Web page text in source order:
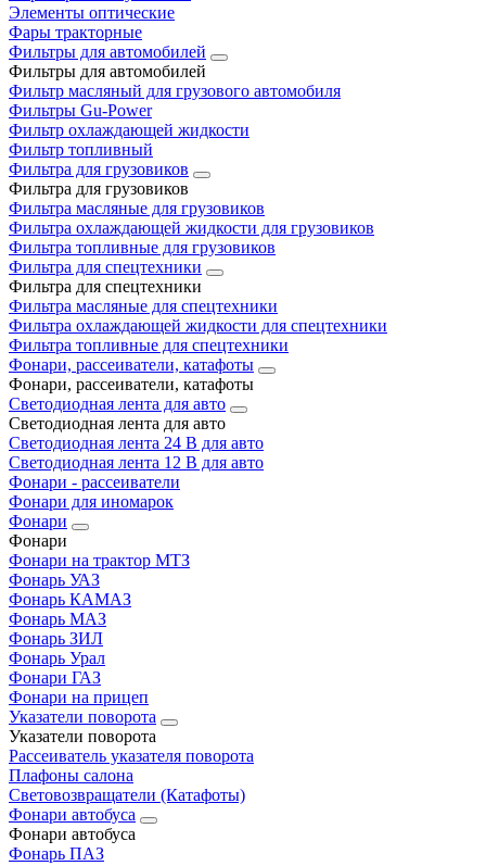
Элементы оптические
Фары тракторные
Фильтры для автомобилей
Фильтры для автомобилей
Фильтр масляный для грузового автомобиля
Фильтры Gu-Power
Фильтр охлаждающей жидкости
Фильтр топливный
Фильтра для грузовиков
Фильтра для грузовиков
Фильтра масляные для грузовиков
Фильтра охлаждающей жидкости для грузовиков
Фильтра топливные для грузовиков
Фильтра для спецтехники
Фильтра для спецтехники
Фильтра масляные для спецтехники
Фильтра охлаждающей жидкости для спецтехники
Фильтра топливные для спецтехники
Фонари, рассеиватели, катафоты
Фонари, рассеиватели, катафоты
Светодиодная лента для авто
Светодиодная лента для авто
Светодиодная лента 24 В для авто
Светодиодная лента 12 В для авто
Фонари - рассеиватели
Фонари для иномарок
Фонари
Фонари
Фонари на трактор МТЗ
Фонарь УАЗ
Фонарь КАМАЗ
Фонарь МАЗ
Фонарь ЗИЛ
Фонарь Урал
Фонари ГАЗ
Фонари на прицеп
Указатели поворота
Указатели поворота
Рассеиватель указателя поворота
Плафоны салона
Световозвращатели (Катафоты)
Фонари автобуса
Фонари автобуса
Фонарь ПАЗ